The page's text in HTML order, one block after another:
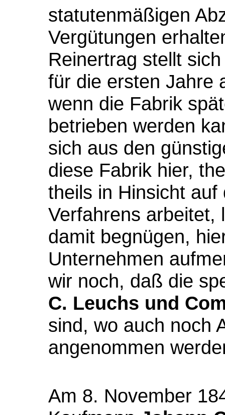
statutenmäßigen
Vergütungen
Reinertrag stellt
für die ersten Jahre
wenn die Fabrik
betrieben werden
sich aus den
diese Fabrik hier,
theils in Hinsicht
Verfahrens arbeitet,
damit begnügen,
Unternehmen
wir noch, daß die
C. Leuchs und
sind, wo auch noch
angenommen
Am 8. November